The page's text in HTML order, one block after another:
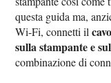
questa guida ma,
Wi-Fi, connetti il
sulla stampante e
combinazione di